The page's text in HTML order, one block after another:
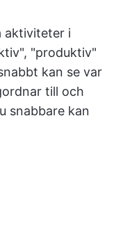
aktiviteter i
"produktiv"
kan se var
till och
snabbare kan